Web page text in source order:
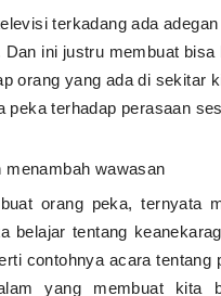
terkadang ada
Dan ini justru membuat bisa
orang yang ada di sekitar
peka terhadap perasaan
menambah wawasan
orang peka, ternyata
belajar tentang
contohnya acara tentang
yang membuat kita